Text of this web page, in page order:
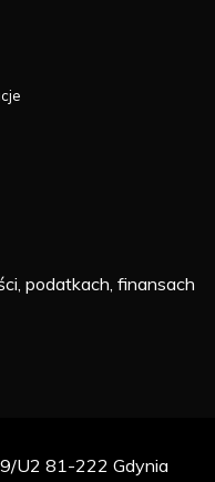
podatkach, finansach
U2 81-222 Gdynia